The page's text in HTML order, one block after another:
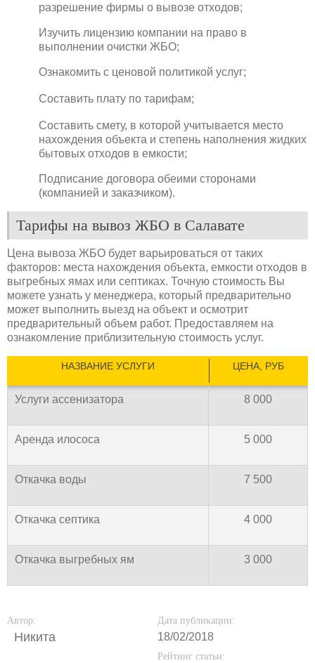
разрешение фирмы о вывозе отходов;
Изучить лицензию компании на право в
выполнении очистки ЖБО;
Ознакомить с ценовой политикой услуг;
Составить плату по тарифам;
Составить смету, в которой учитывается место
нахождения объекта и степень наполнения жидких
бытовых отходов в емкости;
Подписание договора обеими сторонами
(компанией и заказчиком).
Тарифы на вывоз ЖБО в Салавате
Цена вывоза ЖБО будет варьироваться от таких
факторов: места нахождения объекта, емкости отходов в
выгребных ямах или септиках. Точную стоимость Вы
можете узнать у менеджера, который предварительно
может выполнить выезд на объект и осмотрит
предварительный объем работ. Предоставляем на
ознакомление приблизительную стоимость услуг.
НАЗВАНИЕ УСЛУГИ ЦЕНА, РУБ
Услуги ассенизатора 8 000
Аренда илососа 5 000
Откачка воды 7 500
Откачка септика 4 000
Откачка выгребных ям 3 000
Автор:
Никита
Дата публикации:
18/02/2018
Рейтинг статьи: